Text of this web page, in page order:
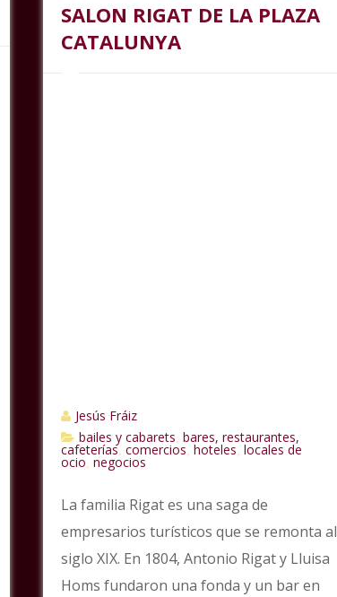
SALON RIGAT DE LA PLAZA
CATALUNYA
Jesús Fráiz
bailes y cabarets bares, restaurantes,
cafeterías ,comercios hoteles locales de
ocio ,negocios
La familia Rigat es una saga de
empresarios turísticos que se remonta al
siglo XIX. En 1804, Antonio Rigat y Lluisa
Homs fundaron una fonda y un bar en